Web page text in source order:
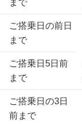
まで
ご搭乗日の前日
まで
ご搭乗日5日前
まで
ご搭乗日の3日
前まで